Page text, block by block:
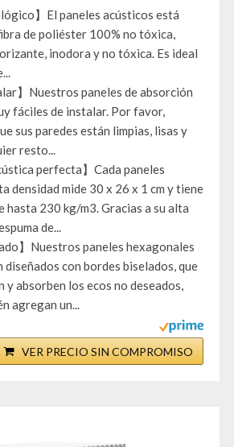
】El paneles acústicos está
de poliéster 100% no tóxica,
inodora y no tóxica. Es ideal
】Nuestros paneles de absorción
fáciles de instalar. Por favor,
sus paredes están limpias, lisas y
resto...
perfecta】Cada paneles
densidad mide 30 x 26 x 1 cm y tiene
hasta 230 kg/m3. Gracias a su alta
de...
】Nuestros paneles hexagonales
diseñados con bordes biselados, que
y absorben los ecos no deseados,
agregan un...
VER PRECIO SIN COMPROMISO